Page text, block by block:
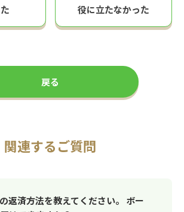
役に立たなかった
戻る
関連するご質問
返済方法を教えてください。 ボー